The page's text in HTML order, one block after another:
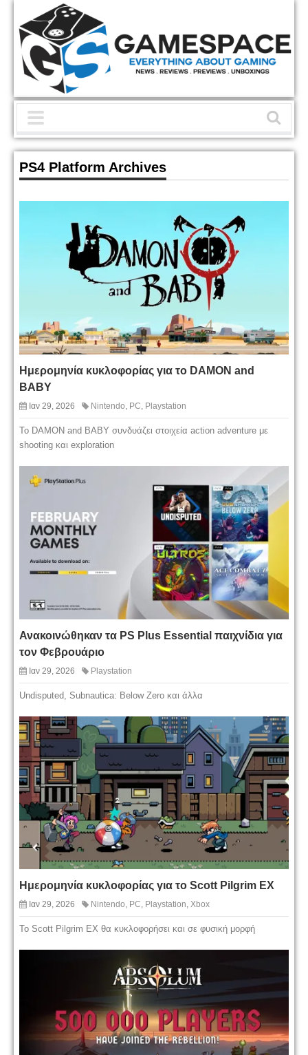
PS4 Platform Archives
Ημερομηνία κυκλοφορίας για το DAMON and
BABY
Ιαν 29, 2026 Nintendo, PC, Playstation
Το DAMON and BABY συνδυάζει στοιχεία action adventure με
shooting και exploration
Ανακοινώθηκαν τα PS Plus Essential παιχνίδια για
τον Φεβρουάριο
Ιαν 29, 2026 Playstation
Undisputed, Subnautica: Below Zero και άλλα
Ημερομηνία κυκλοφορίας για το Scott Pilgrim EX
Ιαν 29, 2026 Nintendo, PC, Playstation, Xbox
Το Scott Pilgrim EX θα κυκλοφορήσει και σε φυσική μορφή